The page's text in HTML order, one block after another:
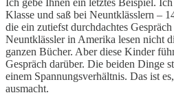
Klasse und saß bei Neuntklässlern –
die ein zutiefst durchdachtes
Neuntklässler in Amerika lesen nicht
ganzen Bücher. Aber diese Kinder
Gespräch darüber. Die beiden Dinge
einem Spannungsverhältnis. Das ist
ausmacht.